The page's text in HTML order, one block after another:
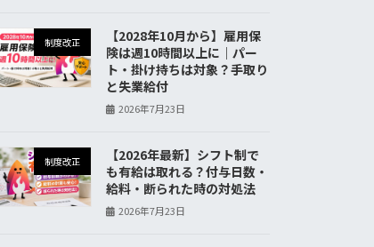
制度改正
【2028年10月から】雇用保
険は週10時間以上に｜パー
ト・掛け持ちは対象？手取り
と失業給付
2026年7月23日
制度改正
【2026年最新】シフト制で
も有給は取れる？付与日数・
給料・断られた時の対処法
2026年7月23日